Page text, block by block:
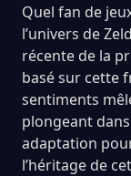
Quel fan de
l’univers de
récente de la
basé sur cette
sentiments
plongeant
adaptation
l’héritage de